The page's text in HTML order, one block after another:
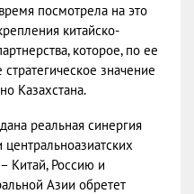
посмотрела на это
китайско-
которое, по ее
значение
Казахстана.
реальная синергия
Китай, Россию и
Азии обретет